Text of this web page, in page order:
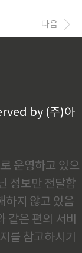
다음
by (주)아
운영하고 있으
정보만 전달합
하지 않고 있음
같은 편의 서비
를 참고하시기